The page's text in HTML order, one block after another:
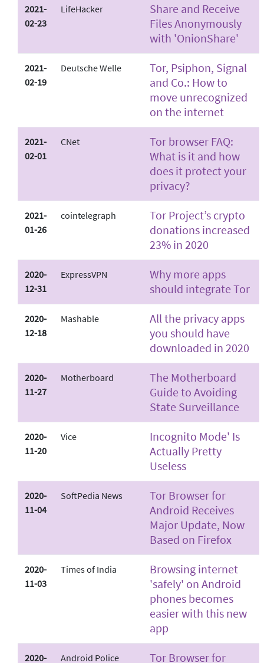
2021-
02-23
LifeHacker
Share and Receive
Files Anonymously
with 'OnionShare'
2021-
02-19
Deutsche Welle
Tor, Psiphon, Signal
and Co.: How to
move unrecognized
on the internet
2021-
02-01
CNet
Tor browser FAQ:
What is it and how
does it protect your
privacy?
2021-
01-26
cointelegraph
Tor Project’s crypto
donations increased
23% in 2020
2020-
12-31
ExpressVPN
Why more apps
should integrate Tor
2020-
12-18
Mashable
All the privacy apps
you should have
downloaded in 2020
2020-
11-27
Motherboard
The Motherboard
Guide to Avoiding
State Surveillance
2020-
11-20
Vice
Incognito Mode' Is
Actually Pretty
Useless
2020-
11-04
SoftPedia News
Tor Browser for
Android Receives
Major Update, Now
Based on Firefox
2020-
11-03
Times of India
Browsing internet
'safely' on Android
phones becomes
easier with this new
app
2020- Android Police Tor Browser for